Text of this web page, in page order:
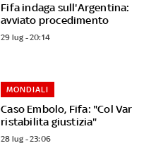
Fifa indaga sull'Argentina:
avviato procedimento
29 lug - 20:14
Caso Embolo, Fifa: "Col Var
ristabilita giustizia"
MONDIALI
28 lug - 23:06